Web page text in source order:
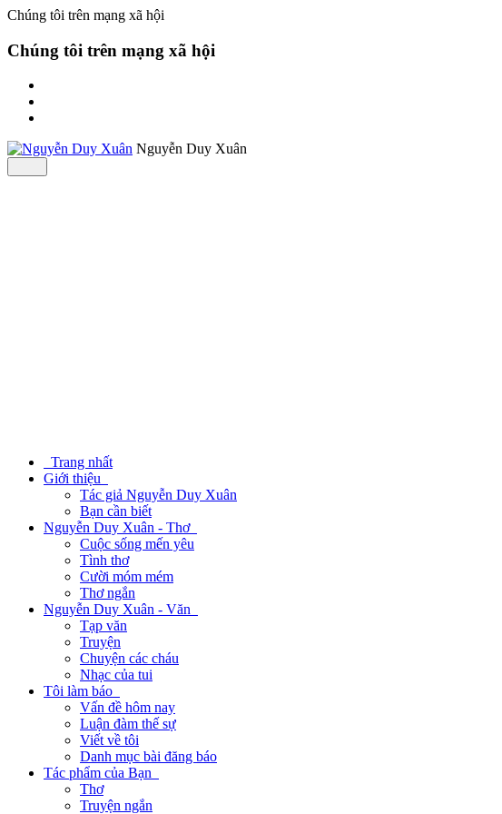
Chúng tôi trên mạng xã hội
Chúng tôi trên mạng xã hội
Nguyễn Duy Xuân
Trang nhất
Giới thiệu
Tác giả Nguyễn Duy Xuân
Bạn cần biết
Nguyễn Duy Xuân - Thơ
Cuộc sống mến yêu
Tình thơ
Cười móm mém
Thơ ngắn
Nguyễn Duy Xuân - Văn
Tạp văn
Truyện
Chuyện các cháu
Nhạc của tui
Tôi làm báo
Vấn đề hôm nay
Luận đàm thế sự
Viết về tôi
Danh mục bài đăng báo
Tác phẩm của Bạn
Thơ
Truyện ngắn